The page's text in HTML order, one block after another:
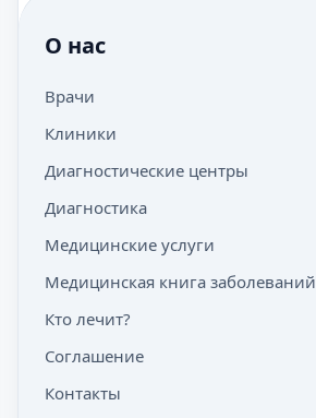
О нас
Врачи
Клиники
Диагностические центры
Диагностика
Медицинские услуги
Медицинская книга заболеваний
Кто лечит?
Соглашение
Контакты